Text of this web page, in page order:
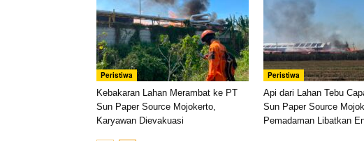
Peristiwa
Kebakaran Lahan Merambat ke PT
Sun Paper Source Mojokerto,
Karyawan Dievakuasi
Peristiwa
Api dari Lahan Tebu
Sun Paper Source
Pemadaman Libatkan